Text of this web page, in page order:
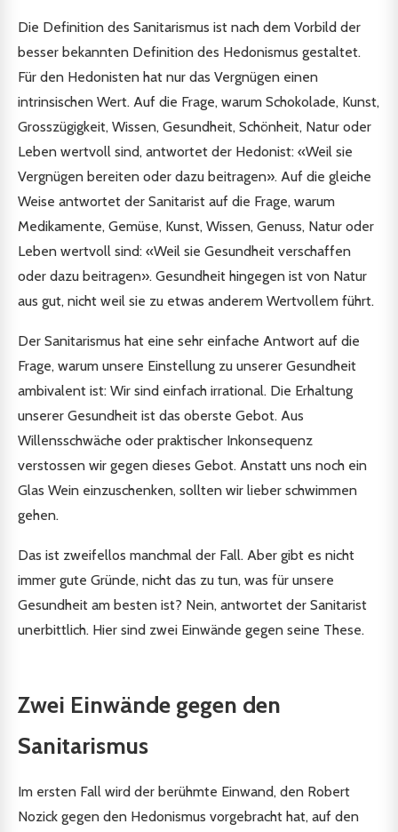
Die Definition des Sanitarismus ist nach dem Vorbild der
besser bekannten Definition des Hedonismus gestaltet.
Für den Hedonisten hat nur das Vergnügen einen
intrinsischen Wert. Auf die Frage, warum Schokolade, Kunst,
Grosszügigkeit, Wissen, Gesundheit, Schönheit, Natur oder
Leben wertvoll sind, antwortet der Hedonist: «Weil sie
Vergnügen bereiten oder dazu beitragen». Auf die gleiche
Weise antwortet der Sanitarist auf die Frage, warum
Medikamente, Gemüse, Kunst, Wissen, Genuss, Natur oder
Leben wertvoll sind: «Weil sie Gesundheit verschaffen
oder dazu beitragen». Gesundheit hingegen ist von Natur
aus gut, nicht weil sie zu etwas anderem Wertvollem führt.
Der Sanitarismus hat eine sehr einfache Antwort auf die
Frage, warum unsere Einstellung zu unserer Gesundheit
ambivalent ist: Wir sind einfach irrational. Die Erhaltung
unserer Gesundheit ist das oberste Gebot. Aus
Willensschwäche oder praktischer Inkonsequenz
verstossen wir gegen dieses Gebot. Anstatt uns noch ein
Glas Wein einzuschenken, sollten wir lieber schwimmen
gehen.
Das ist zweifellos manchmal der Fall. Aber gibt es nicht
immer gute Gründe, nicht das zu tun, was für unsere
Gesundheit am besten ist? Nein, antwortet der Sanitarist
unerbittlich. Hier sind zwei Einwände gegen seine These.
Zwei Einwände gegen den
Sanitarismus
Im ersten Fall wird der berühmte Einwand, den Robert
Nozick gegen den Hedonismus vorgebracht hat, auf den